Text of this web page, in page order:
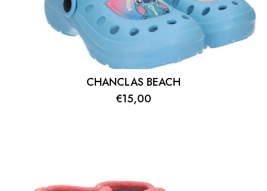
CHANCLAS BEACH
€15,00